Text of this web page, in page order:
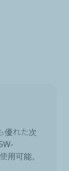
優れた次
用可能。